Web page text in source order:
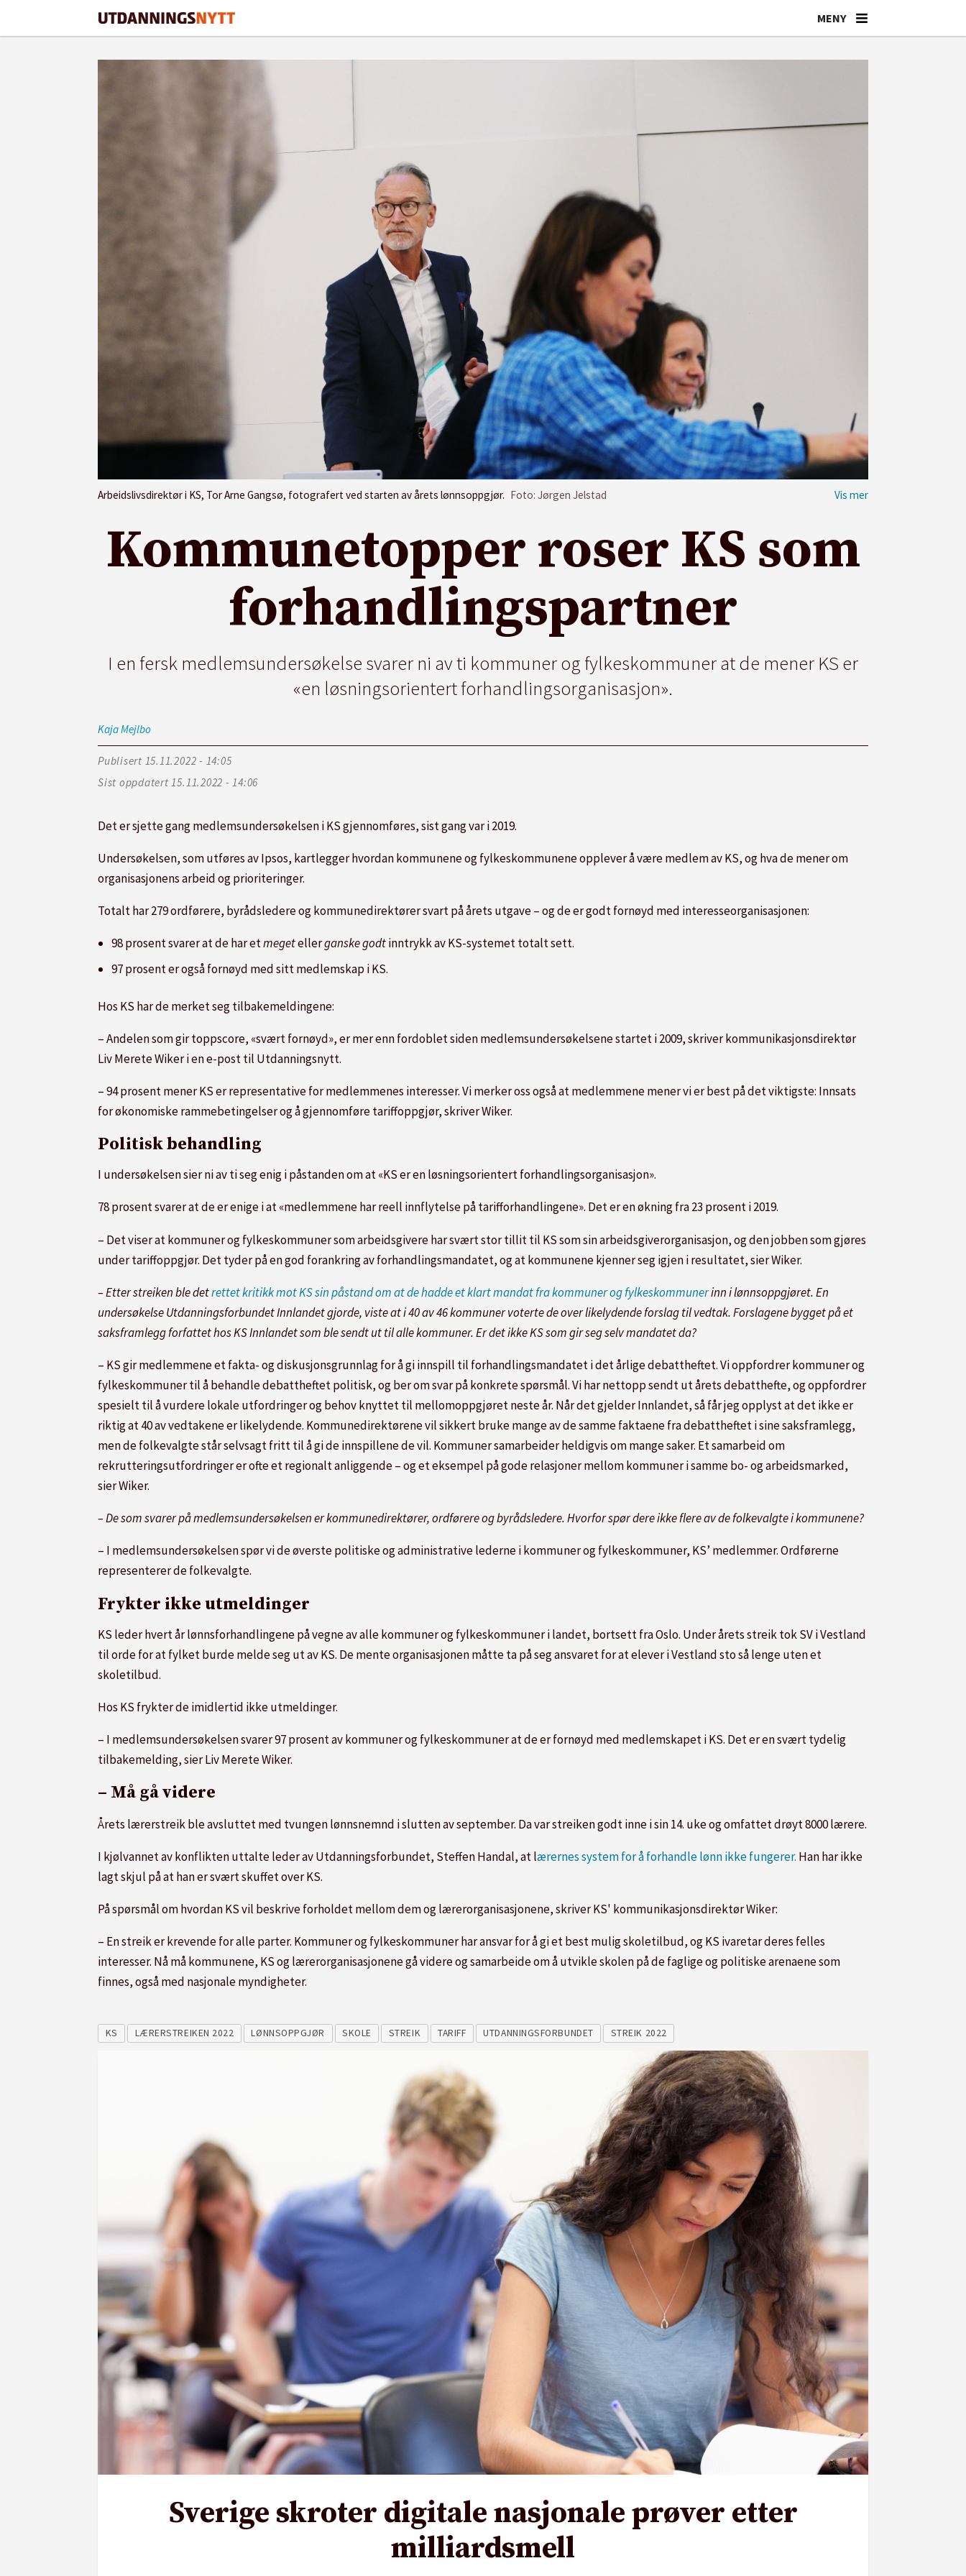
Arbeidslivsdirektør i KS, Tor Arne Gangsø, fotografert ved starten av årets lønnsoppgjør. Foto: Jørgen Jelstad
Kommunetopper roser KS som
forhandlingspartner
I en fersk medlemsundersøkelse svarer ni av ti kommuner og fylkeskommuner at de mener KS er
«en løsningsorientert forhandlingsorganisasjon».
KajaMejlbo
Publisert
15.11.2022 - 14:05
Sist oppdatert
15.11.2022 - 14:06
Det er sjette gang medlemsundersøkelsen i KS gjennomføres, sist gang var i 2019.
Undersøkelsen, som utføres av Ipsos, kartlegger hvordan kommunene og fylkeskommunene opplever å være medlem av KS, og hva de mener om
organisasjonens arbeid og prioriteringer.
Totalt har 279 ordførere, byrådsledere og kommunedirektører svart på årets utgave – og de er godt fornøyd med interesseorganisasjonen:
98 prosent svarer at de har etmegetellerganske godtinntrykk av KS-systemet totalt sett.
97 prosent er også fornøyd med sitt medlemskap i KS.
Hos KS har de merket seg tilbakemeldingene:
– Andelen som gir toppscore, «svært fornøyd», er mer enn fordoblet siden medlemsundersøkelsene startet i 2009, skriver kommunikasjonsdirektør
Liv Merete Wiker i en e-post til Utdanningsnytt.
– 94 prosent mener KS er representative for medlemmenes interesser. Vi merker oss også at medlemmene mener vi er best på det viktigste: Innsats
for økonomiske rammebetingelser og å gjennomføre tariffoppgjør, skriver Wiker.
Politisk behandling
I undersøkelsen sier ni av ti seg enig i påstanden om at «KS er en løsningsorientert forhandlingsorganisasjon».
78 prosent svarer at de er enige i at «medlemmene har reell innflytelse på tarifforhandlingene». Det er en økning fra 23 prosent i 2019.
– Det viser at kommuner og fylkeskommuner som arbeidsgivere har svært stor tillit til KS som sin arbeidsgiverorganisasjon, og den jobben som gjøres
under tariffoppgjør. Det tyder på en god forankring av forhandlingsmandatet, og at kommunene kjenner seg igjen i resultatet, sier Wiker.
– Etter streiken ble detrettet kritikk mot KS sin påstand om at de hadde et klart mandat fra kommuner og fylkeskommunerinn i lønnsoppgjøret. En
undersøkelse Utdanningsforbundet Innlandet gjorde, viste at i 40 av 46 kommuner voterte de over likelydende forslag til vedtak. Forslagene bygget på et
saksframlegg forfattet hos KS Innlandet som ble sendt ut til alle kommuner. Er det ikke KS som gir seg selv mandatet da?
– KS gir medlemmene et fakta- og diskusjonsgrunnlag for å gi innspill til forhandlingsmandatet i det årlige debattheftet. Vi oppfordrer kommuner og
fylkeskommuner til å behandle debattheftet politisk, og ber om svar på konkrete spørsmål. Vi har nettopp sendt ut årets debatthefte, og oppfordrer
spesielt til å vurdere lokale utfordringer og behov knyttet til mellomoppgjøret neste år. Når det gjelder Innlandet, så får jeg opplyst at det ikke er
riktig at 40 av vedtakene er likelydende. Kommunedirektørene vil sikkert bruke mange av de samme faktaene fra debattheftet i sine saksframlegg,
men de folkevalgte står selvsagt fritt til å gi de innspillene de vil. Kommuner samarbeider heldigvis om mange saker. Et samarbeid om
rekrutteringsutfordringer er ofte et regionalt anliggende – og et eksempel på gode relasjoner mellom kommuner i samme bo- og arbeidsmarked,
sier Wiker.
– De som svarer på medlemsundersøkelsen er kommunedirektører, ordførere og byrådsledere. Hvorfor spør dere ikke flere av de folkevalgte i kommunene?
– I medlemsundersøkelsen spør vi de øverste politiske og administrative lederne i kommuner og fylkeskommuner, KS’ medlemmer. Ordførerne
representerer de folkevalgte.
Frykter ikke utmeldinger
KS leder hvert år lønnsforhandlingene på vegne av alle kommuner og fylkeskommuner i landet, bortsett fra Oslo. Under årets streik tok SV i Vestland
til orde for at fylket burde melde seg ut av KS. De mente organisasjonen måtte ta på seg ansvaret for at elever i Vestland sto så lenge uten et
skoletilbud.
Hos KS frykter de imidlertid ikke utmeldinger.
– I medlemsundersøkelsen svarer 97 prosent av kommuner og fylkeskommuner at de er fornøyd med medlemskapet i KS. Det er en svært tydelig
tilbakemelding, sier Liv Merete Wiker.
– Må gå videre
Årets lærerstreik ble avsluttet med tvungen lønnsnemnd i slutten av september. Da var streiken godt inne i sin 14. uke og omfattet drøyt 8000 lærere.
I kjølvannet av konflikten uttalte leder av Utdanningsforbundet, Steffen Handal, at lærernes system for å forhandle lønn ikke fungerer. Han har ikke
lagt skjul på at han er svært skuffet over KS.
På spørsmål om hvordan KS vil beskrive forholdet mellom dem og lærerorganisasjonene, skriver KS' kommunikasjonsdirektør Wiker:
– En streik er krevende for alle parter. Kommuner og fylkeskommuner har ansvar for å gi et best mulig skoletilbud, og KS ivaretar deres felles
interesser. Nå må kommunene, KS og lærerorganisasjonene gå videre og samarbeide om å utvikle skolen på de faglige og politiske arenaene som
finnes, også med nasjonale myndigheter.
KS LÆRERSTREIKEN 2022 LØNNSOPPGJØR SKOLE STREIK TARIFF UTDANNINGSFORBUNDET STREIK 2022
Sverige skroter digitale nasjonale prøver etter
milliardsmell